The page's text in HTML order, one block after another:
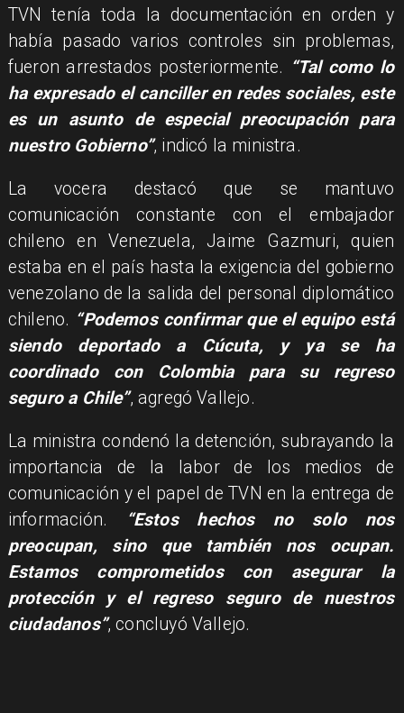
TVN tenía toda la documentación en orden y
había pasado varios controles sin problemas,
fueron arrestados posteriormente. “Tal como lo
ha expresado el canciller en redes sociales, este
es un asunto de especial preocupación para
nuestro Gobierno”, indicó la ministra.
La vocera destacó que se mantuvo
comunicación constante con el embajador
chileno en Venezuela, Jaime Gazmuri, quien
estaba en el país hasta la exigencia del gobierno
venezolano de la salida del personal diplomático
chileno. “Podemos confirmar que el equipo está
siendo deportado a Cúcuta, y ya se ha
coordinado con Colombia para su regreso
seguro a Chile”, agregó Vallejo.
La ministra condenó la detención, subrayando la
importancia de la labor de los medios de
comunicación y el papel de TVN en la entrega de
información.
“Estos hechos no solo nos
preocupan, sino que también nos ocupan.
Estamos comprometidos con asegurar la
protección y el regreso seguro de nuestros
ciudadanos”, concluyó Vallejo.